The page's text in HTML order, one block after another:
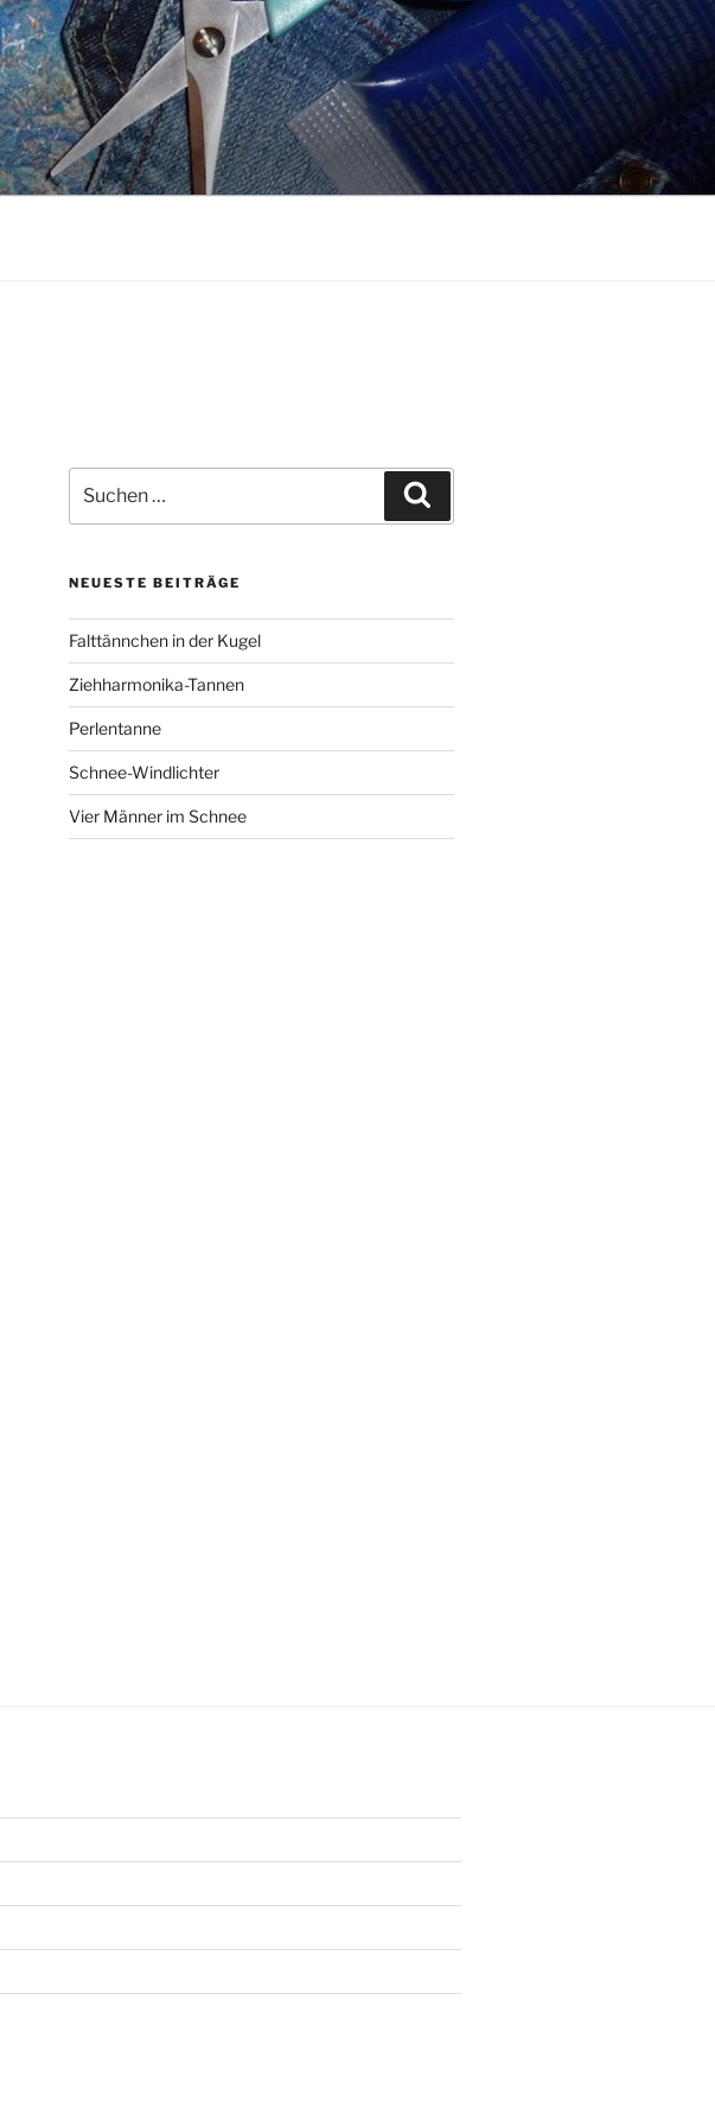
nach:
NEUESTE BEITRÄGE
Falttännchen in der Kugel
Ziehharmonika-Tannen
Perlentanne
Schnee-Windlichter
Vier Männer im Schnee